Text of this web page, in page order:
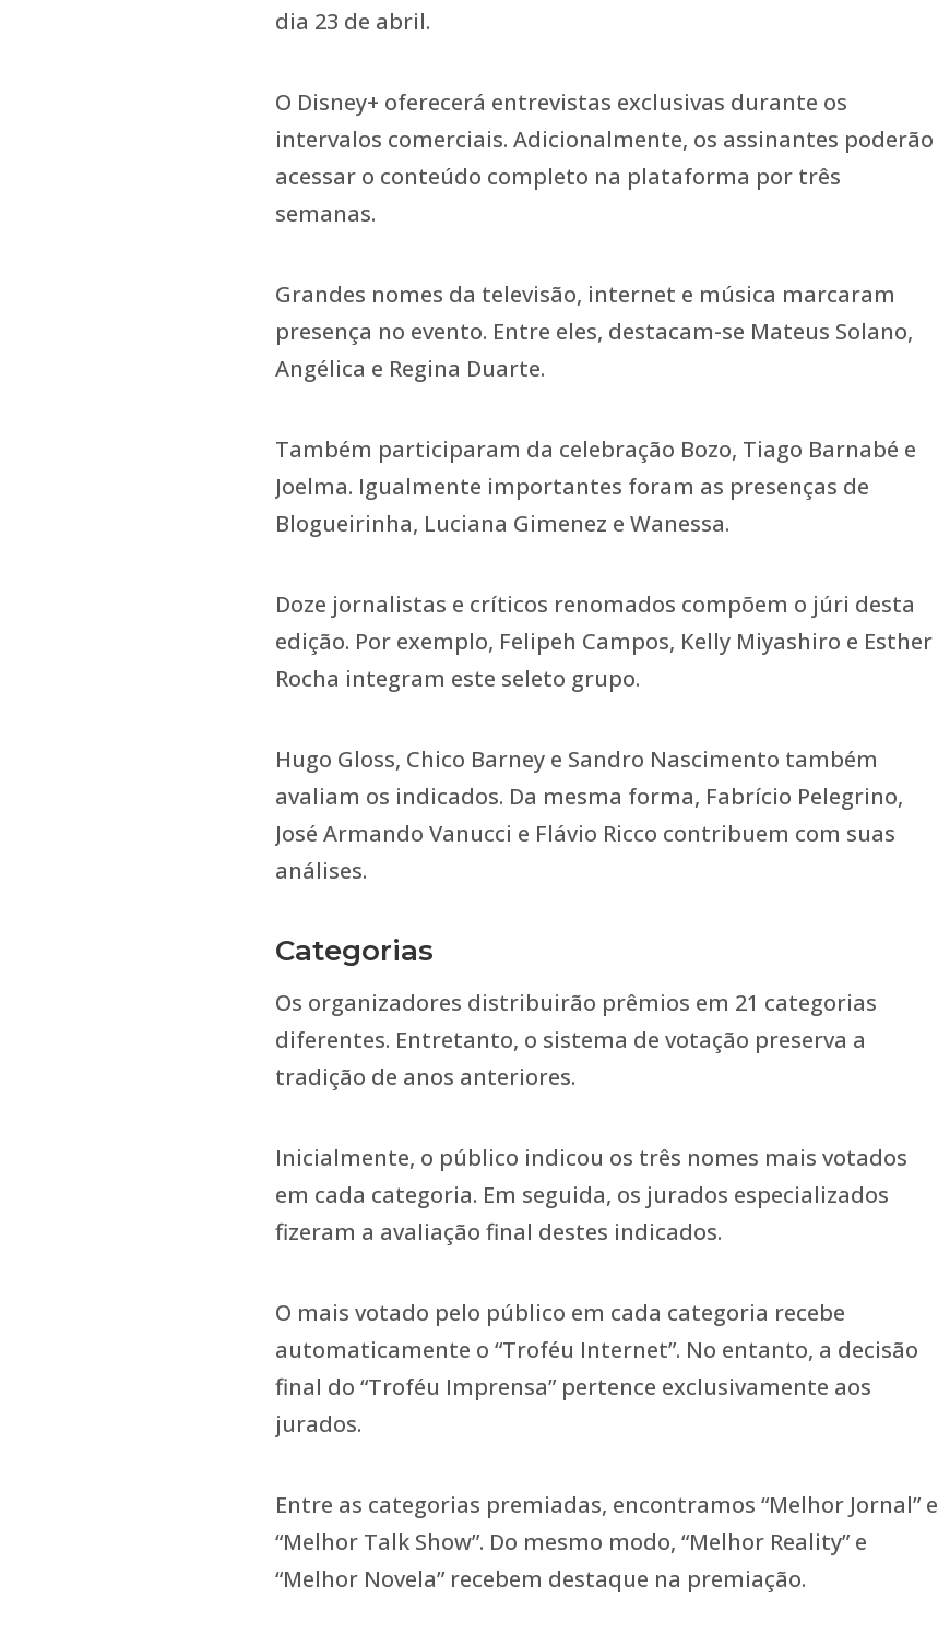
dia 23 de abril.
O Disney+ oferecerá entrevistas exclusivas durante os
intervalos comerciais. Adicionalmente, os assinantes poderão
acessar o conteúdo completo na plataforma por três
semanas.
Grandes nomes da televisão, internet e música marcaram
presença no evento. Entre eles, destacam-se Mateus Solano,
Angélica e Regina Duarte.
Também participaram da celebração Bozo, Tiago Barnabé e
Joelma. Igualmente importantes foram as presenças de
Blogueirinha, Luciana Gimenez e Wanessa.
Doze jornalistas e críticos renomados compõem o júri desta
edição. Por exemplo, Felipeh Campos, Kelly Miyashiro e Esther
Rocha integram este seleto grupo.
Hugo Gloss, Chico Barney e Sandro Nascimento também
avaliam os indicados. Da mesma forma, Fabrício Pelegrino,
José Armando Vanucci e Flávio Ricco contribuem com suas
análises.
Categorias
Os organizadores distribuirão prêmios em 21 categorias
diferentes. Entretanto, o sistema de votação preserva a
tradição de anos anteriores.
Inicialmente, o público indicou os três nomes mais votados
em cada categoria. Em seguida, os jurados especializados
fizeram a avaliação final destes indicados.
O mais votado pelo público em cada categoria recebe
automaticamente o “Troféu Internet”. No entanto, a decisão
final do “Troféu Imprensa” pertence exclusivamente aos
jurados.
Entre as categorias premiadas, encontramos “Melhor Jornal” e
“Melhor Talk Show”. Do mesmo modo, “Melhor Reality” e
“Melhor Novela” recebem destaque na premiação.